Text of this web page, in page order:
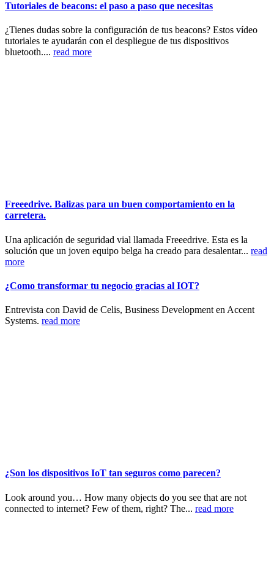
Tutoriales de beacons: el paso a paso que necesitas
¿Tienes dudas sobre la configuración de tus beacons? Estos vídeo
tutoriales te ayudarán con el despliegue de tus dispositivos
bluetooth.... read more
Freeedrive. Balizas para un buen comportamiento en la
carretera.
Una aplicación de seguridad vial llamada Freeedrive. Esta es la
solución que un joven equipo belga ha creado para desalentar... read
more
¿Como transformar tu negocio gracias al IOT?
Entrevista con David de Celis, Business Development en Accent
Systems. read more
¿Son los dispositivos IoT tan seguros como parecen?
Look around you… How many objects do you see that are not
connected to internet? Few of them, right? The... read more